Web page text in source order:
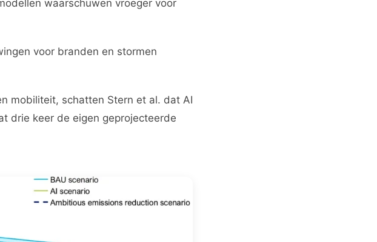
waarschuwen vroeger voor
voor branden en stormen
mobiliteit, schatten Stern et al. dat AI
drie keer de eigen geprojecteerde